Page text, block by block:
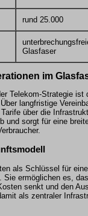
rund 25.000
Glasfaser
im
Telekom-Strategie ist
langfristige
über die
und sorgt für eine
als Schlüssel für
Sie ermöglichen es,
senkt und den
als zentraler